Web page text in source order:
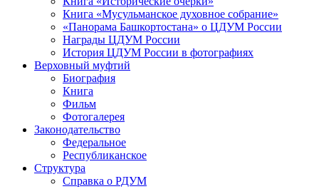
Книга «Мусульманское духовное собрание»
«Панорама Башкортостана» о ЦДУМ России
Награды ЦДУМ России
История ЦДУМ России в фотографиях
Верховный муфтий
Биография
Книга
Фильм
Фотогалерея
Законодательство
Федеральное
Республиканское
Структура
Справка о РДУМ